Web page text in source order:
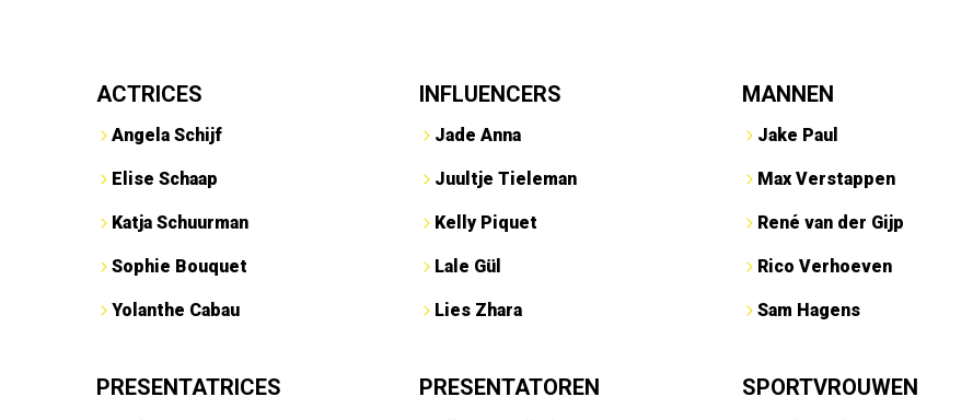
ACTRICES
Angela Schijf
Elise Schaap
Katja Schuurman
Sophie Bouquet
Yolanthe Cabau
INFLUENCERS
Jade Anna
Juultje Tieleman
Kelly Piquet
Lale Gül
Lies Zhara
MANNEN
Jake Paul
Max Verstappen
René van der Gijp
Rico Verhoeven
Sam Hagens
PRESENTATRICES PRESENTATOREN SPORTVROUWEN